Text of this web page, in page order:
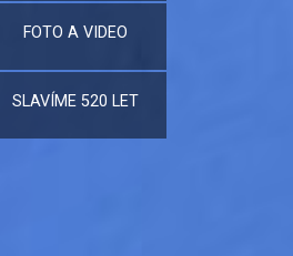
FOTO A VIDEO
SLAVÍME 520 LET